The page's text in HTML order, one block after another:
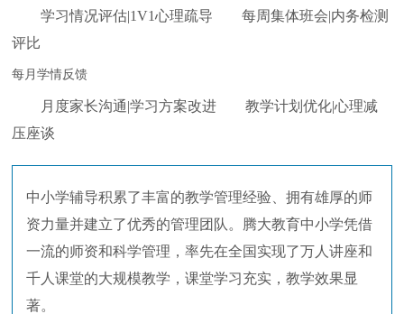
学习情况评估|1V1心理疏导 每周集体班会|内务检测
评比
每月学情反馈
月度家长沟通|学习方案改进 教学计划优化|心理减
压座谈
中小学辅导积累了丰富的教学管理经验、拥有雄厚的师
资力量并建立了优秀的管理团队。腾大教育中小学凭借
一流的师资和科学管理，率先在全国实现了万人讲座和
千人课堂的大规模教学，课堂学习充实，教学效果显
著。